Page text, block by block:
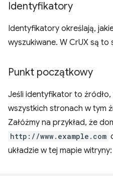
Identyfikatory
Identyfikatory określają,
wyszukiwane. W CrUX są
Punkt początkowy
Jeśli identyfikator to
wszystkich stronach w tym
Załóżmy na przykład, że
http://www.example.com
układzie w tej mapie witryny: